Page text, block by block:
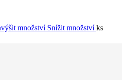
množství Snížit množstvíks